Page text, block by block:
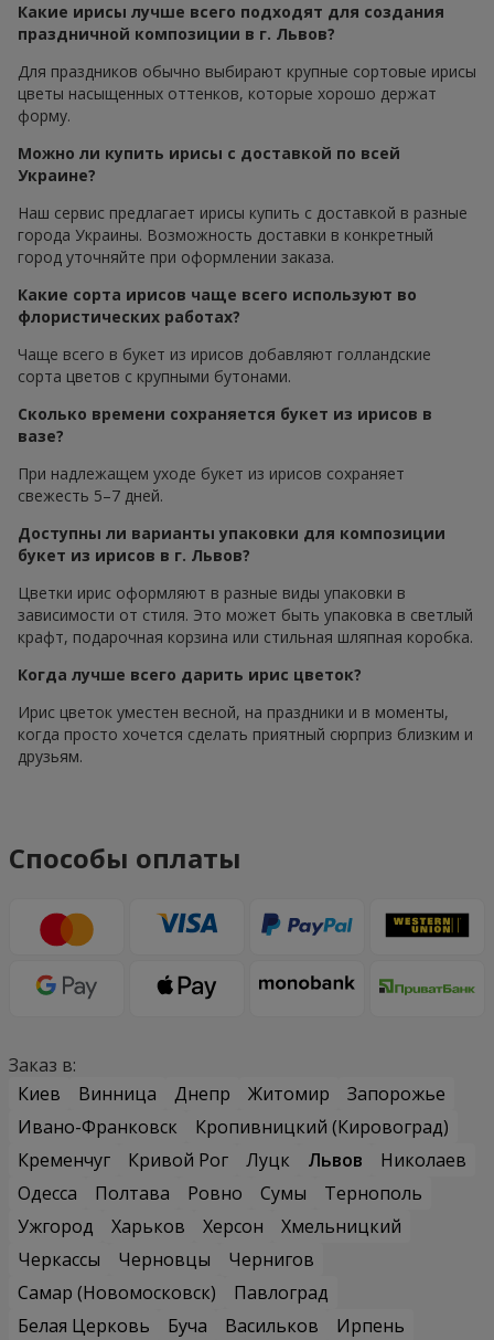
Какие ирисы лучше всего подходят для создания
праздничной композиции в г. Львов?
Для праздников обычно выбирают крупные сортовые ирисы
цветы насыщенных оттенков, которые хорошо держат
форму.
Можно ли купить ирисы с доставкой по всей
Украине?
Наш сервис предлагает ирисы купить с доставкой в разные
города Украины. Возможность доставки в конкретный
город уточняйте при оформлении заказа.
Какие сорта ирисов чаще всего используют во
флористических работах?
Чаще всего в букет из ирисов добавляют голландские
сорта цветов с крупными бутонами.
Сколько времени сохраняется букет из ирисов в
вазе?
При надлежащем уходе букет из ирисов сохраняет
свежесть 5–7 дней.
Доступны ли варианты упаковки для композиции
букет из ирисов в г. Львов?
Цветки ирис оформляют в разные виды упаковки в
зависимости от стиля. Это может быть упаковка в светлый
крафт, подарочная корзина или стильная шляпная коробка.
Когда лучше всего дарить ирис цветок?
Ирис цветок уместен весной, на праздники и в моменты,
когда просто хочется сделать приятный сюрприз близким и
друзьям.
Способы оплаты
Заказ в:
Киев
Винница Днепр Житомир
Запорожье
Ивано-Франковск
Кропивницкий (Кировоград)
Кременчуг
Кривой Рог Луцк Львов
Николаев
Одесса
Полтава Ровно Сумы
Тернополь
Ужгород
Харьков Херсон
Хмельницкий
Черкассы
Черновцы
Чернигов
Самар (Новомосковск)
Павлоград
Белая Церковь
Буча Васильков
Ирпень